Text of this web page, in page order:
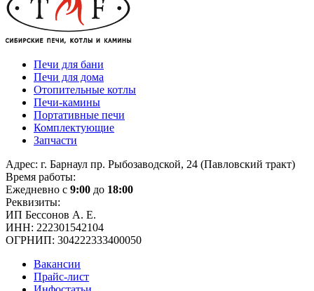
Печи для бани
Печи для дома
Отопительные котлы
Печи-камины
Портативные печи
Комплектующие
Запчасти
Адрес: г. Барнаул пр. Рыбозаводской, 24 (Павловский тракт)
Время работы:
Ежедневно с 9:00 до 18:00
Реквизиты:
ИП Бессонов А. Е.
ИНН: 222301542104
ОГРНИП: 304222333400050
Вакансии
Прайс-лист